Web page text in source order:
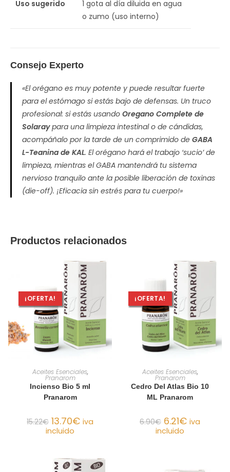
Uso sugerido
1 gota al día diluida en agua
o zumo (uso interno)
Consejo Experto
«El orégano es muy potente y puede resultar fuerte
para el estómago si estás bajo de defensas. Un truco
profesional: si estás usando Oregano Complete de
Solaraypara una limpieza intestinal o de cándidas,
acompáñalo por la tarde de un comprimido de GABA
L-Teanina de KAL. El orégano hará el trabajo ‘sucio’ de
limpieza, mientras el GABA mantendrá tu sistema
nervioso tranquilo ante la posible liberación de toxinas
(die-off). ¡Eficacia sin estrés para tu cuerpo!»
Productos relacionados
¡OFERTA!
AÑADIR AL CARRITO
Aceites Esenciales,
Pranarom
Incienso Bio 5 ml
Pranarom
15.22€ 13.70€ iva
incluido
¡OFERTA!
AÑADIR AL CARRITO
Aceites Esenciales,
Pranarom
Cedro Del Atlas Bio 10
ML Pranarom
6.90€ 6.21€ iva
incluido